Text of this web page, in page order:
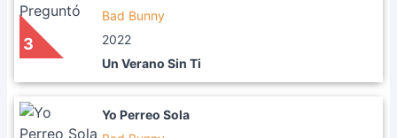
3
Bad Bunny
2022
Un Verano Sin Ti
Yo Perreo Sola